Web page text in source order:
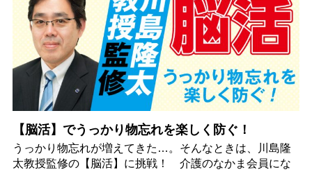
【脳活】でうっかり物忘れを楽しく防ぐ！
うっかり物忘れが増えてきた…。そんなときは、川島隆
太教授監修の【脳活】に挑戦！ 介護のなかま会員にな